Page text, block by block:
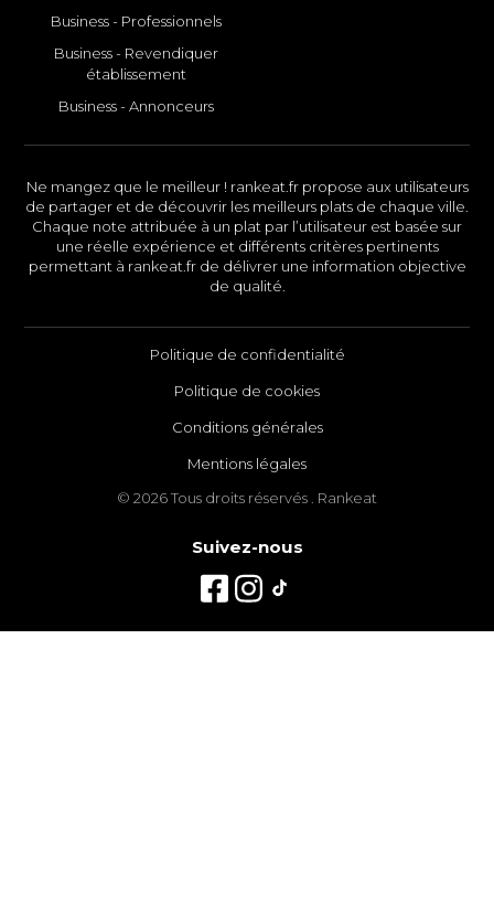
Business - Professionnels
Business - Revendiquer
établissement
Business - Annonceurs
Ne mangez que le meilleur ! rankeat.fr propose aux utilisateurs
de partager et de découvrir les meilleurs plats de chaque ville.
Chaque note attribuée à un plat par l’utilisateur est basée sur
une réelle expérience et différents critères pertinents
permettant à rankeat.fr de délivrer une information objective
de qualité.
Politique de confidentialité
Politique de cookies
Conditions générales
Mentions légales
© 2026 Tous droits réservés . Rankeat
Suivez-nous